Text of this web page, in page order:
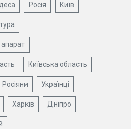
Росія Київ
апарат
Київська область
Росіяни Українці
Харків Дніпро